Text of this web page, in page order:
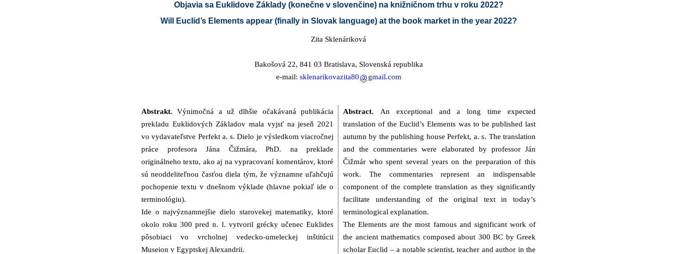
Objavia sa Euklidove Základy (konečne v slovenčine) na knižničnom trhu v roku 2022?
Will Euclid’s Elements appear (finally in Slovak language) at the book market in the year 2022?
Zita Sklenáriková
Bakošová 22, 841 03 Bratislava, Slovenská republika
e-mail: sklenarikovazita80 gmail.com
Abstrakt. Výnimočná a už dlhšie očakávaná publikácia
prekladu Euklidových Základov mala vyjsť na jeseň 2021
vo vydavateľstve Perfekt a. s. Dielo je výsledkom viacročnej
práce profesora Jána Čižmára, PhD. na preklade
originálneho textu, ako aj na vypracovaní komentárov, ktoré
sú neoddeliteľnou časťou diela tým, že významne uľahčujú
pochopenie textu v dnešnom výklade (hlavne pokiaľ ide o
terminológiu).
Ide o najvýznamnejšie dielo starovekej matematiky, ktoré
okolo roku 300 pred n. l. vytvoril grécky učenec Euklides
pôsobiaci vo vrcholnej vedecko-umeleckej inštitúcii
Museion v Egyptskej Alexandrii.
Abstract. An exceptional and a long time expected
translation of the Euclid’s Elements was to be published last
autumn by the publishing house Perfekt, a. s. The translation
and the commentaries were elaborated by professor Ján
Čižmár who spent several years on the preparation of this
work. The commentaries represent an indispensable
component of the complete translation as they significantly
facilitate understanding of the original text in today’s
terminological explanation.
The Elements are the most famous and significant work of
the ancient mathematics composed about 300 BC by Greek
scholar Euclid – a notable scientist, teacher and author in the